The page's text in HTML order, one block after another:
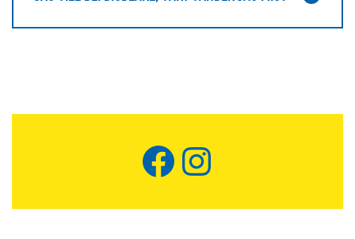
Facebook
Instagram